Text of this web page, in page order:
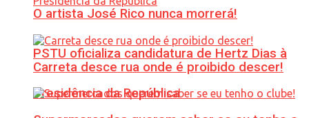
PSTU oficializa candidatura de Hertz Dias à
Presidência da República
O artista José Rico nunca morrerá!
Carreta desce rua onde é proibido descer!